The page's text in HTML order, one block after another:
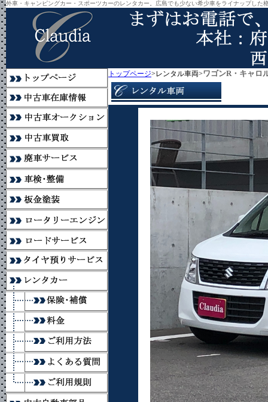
外車・キャンピングカー・スポーツカーのレンタカー。広島でも少ない希少車をライナップし
トップページ>レンタル車両>ワゴンR・キャロ